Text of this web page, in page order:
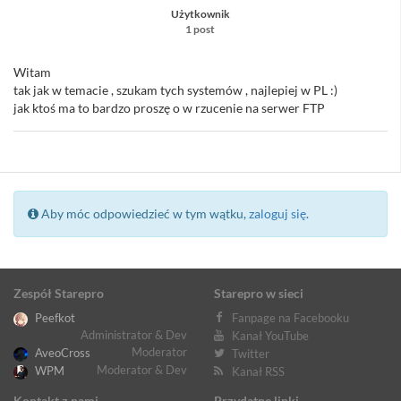
Użytkownik
1 post
Witam
tak jak w temacie , szukam tych systemów , najlepiej w PL :)
jak ktoś ma to bardzo proszę o w rzucenie na serwer FTP
Aby móc odpowiedzieć w tym wątku,zaloguj się.
Zespół Starepro
Peefkot
Administrator & Dev
AveoCross
Moderator
WPM
Moderator & Dev
Starepro w sieci
Fanpage na Facebooku
Kanał YouTube
Twitter
Kanał RSS